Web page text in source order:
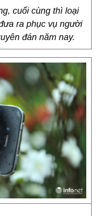
cuối cùng thì loại
ra phục vụ người
đán năm nay.